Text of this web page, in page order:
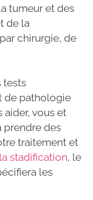
tumeur et des
de la
chirurgie, de
tests
de pathologie
vous et
prendre des
traitement et
la stadification, le
les